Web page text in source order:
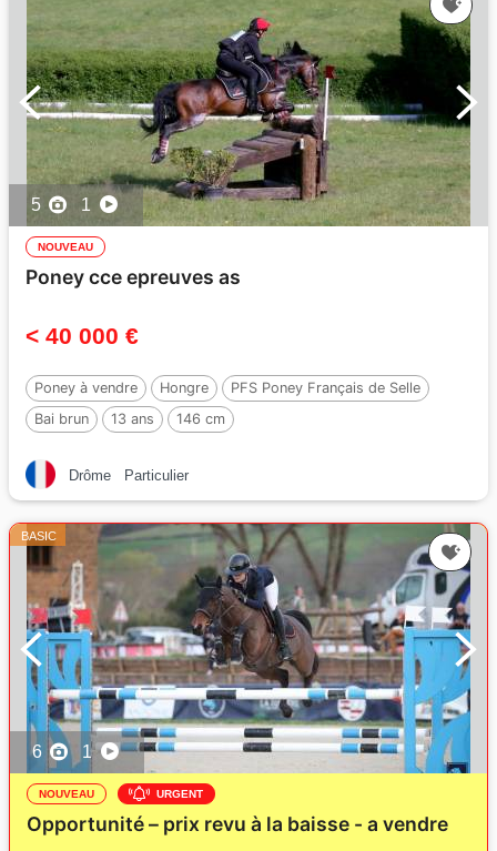
5 1
NOUVEAU
Poney cce epreuves as
< 40 000 €
Poney à vendre Hongre
PFS Poney Français de Selle
Bai brun
13 ans 146 cm
Drôme Particulier
BASIC
6 1
NOUVEAU URGENT
Opportunité – prix revu à la baisse - a vendre